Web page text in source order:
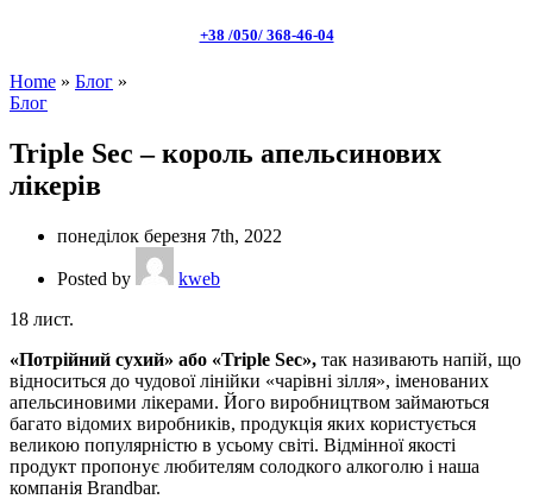
+38 /050/ 368-46-04
Home » Блог »
Блог
Triple Sec – король апельсинових
лікерів
понеділок березня 7th, 2022
Posted by
kweb
18 лист.
«Потрійний сухий» або «Triple Sec», так називають напій, що
відноситься до чудової лінійки «чарівні зілля», іменованих
апельсиновими лікерами. Його виробництвом займаються
багато відомих виробників, продукція яких користується
великою популярністю в усьому світі. Відмінної якості
продукт пропонує любителям солодкого алкоголю і наша
компанія Brandbar.